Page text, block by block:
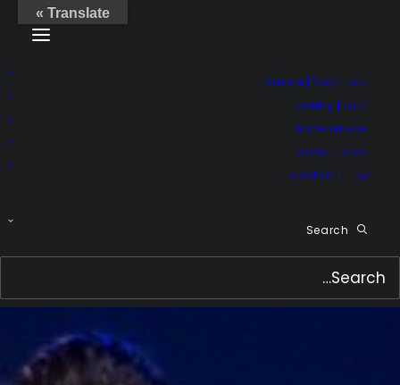
סִיעוּרֵי מָחוֹל | dance
שִׁירָה | poetry
translations
אוֹדוֹת | about
קֶשֶׁר | contact
Search
Translate »